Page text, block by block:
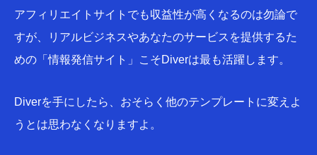
アフィリエイトサイトでも収益性が高くなるのは勿論で
すが、リアルビジネスやあなたのサービスを提供するた
めの「情報発信サイト」こそDiverは最も活躍します。
Diverを手にしたら、おそらく他のテンプレートに変えよ
うとは思わなくなりますよ。